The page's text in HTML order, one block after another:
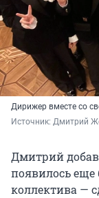
Дирижер вместе со
Источник: Дмитрий
Дмитрий
появилось еще
коллектива —